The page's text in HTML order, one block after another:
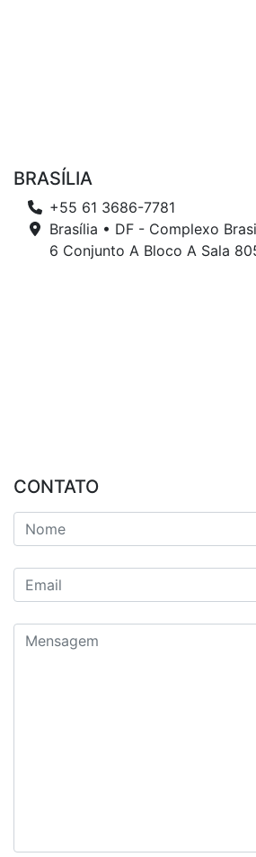
BRASÍLIA
+55 61 3686-7781
Brasília • DF - Complexo
6 Conjunto A Bloco A Sala
CONTATO